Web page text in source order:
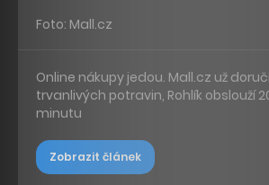
Foto: Mall.cz
Online nákupy jedou. Mall.cz už
trvanlivých potravin, Rohlík obslouží
minutu
Zobrazit článek